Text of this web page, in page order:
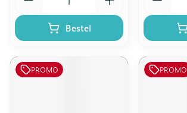
Bestel
PROMO PROMO